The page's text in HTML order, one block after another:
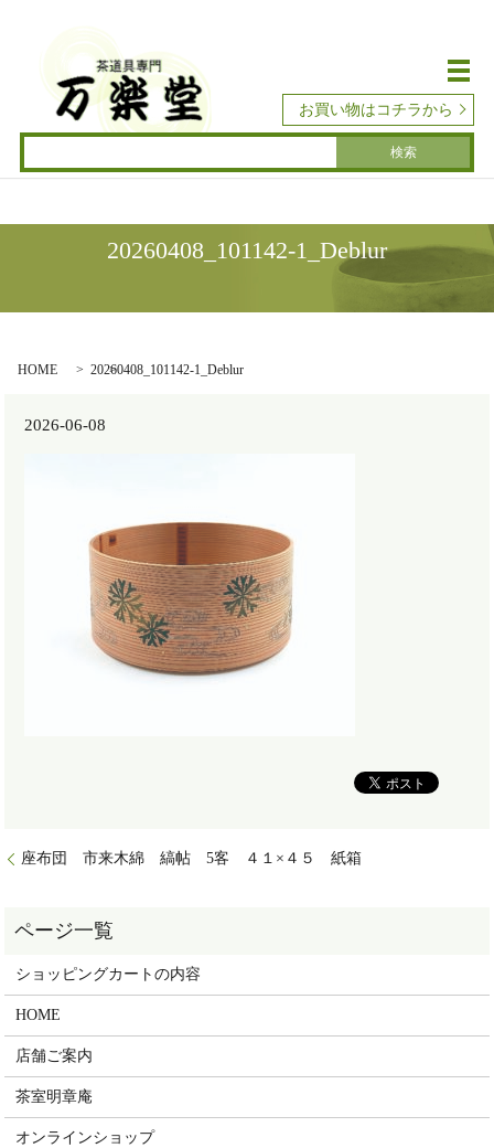
メ
お買い物はコチラから
20260408_101142-1_Deblur
HOME 20260408_101142-1_Deblur
2026-06-08
座布団 市来木綿 縞帖 5客 ４１×４５ 紙箱
ショッピングカートの内容
HOME
店舗ご案内
茶室明章庵
オンラインショップ